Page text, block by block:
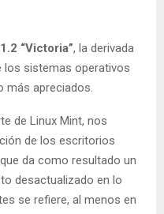
“Victoria”, la derivada
los sistemas operativos
más apreciados.
de Linux Mint, nos
de los escritorios
da como resultado un
desactualizado en lo
se refiere, al menos en